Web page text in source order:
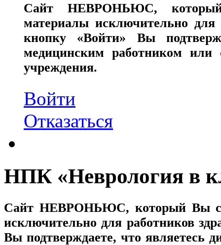
СайтНЕВРОНЬЮС,
материалы исключительно для
кнопку «Войти» Вы
медицинским работником или
учреждения.
Войти
Отказаться
НПК «Неврология в
Сайт НЕВРОНЬЮС, который Вы
исключительно для работников
Вы подтверждаете, что являетесь